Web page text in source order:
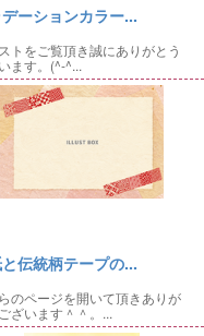
ーションカラー...
トをご覧頂き誠にありがとう
ます。(^-^...
伝統柄テープの...
のページを開いて頂きありが
ざいます＾＾。...